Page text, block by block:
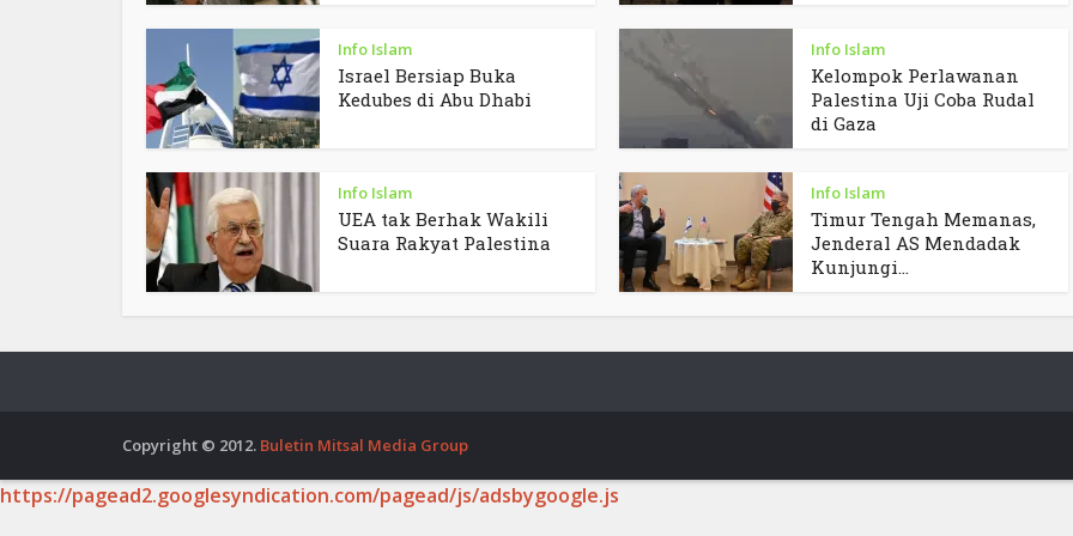
Info Islam
Israel Bersiap Buka
Kedubes di Abu Dhabi
Info Islam
Kelompok Perlawanan
Palestina Uji Coba Rudal
di Gaza
Info Islam
UEA tak Berhak Wakili
Suara Rakyat Palestina
Info Islam
Timur Tengah Memanas,
Jenderal AS Mendadak
Kunjungi...
Copyright © 2012. Buletin Mitsal Media Group
https://pagead2.googlesyndication.com/pagead/js/adsbygoogle.js